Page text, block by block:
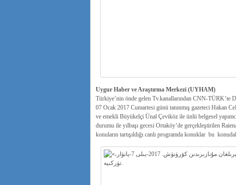
Uygur Haber ve Araştırma Merkezi (UYHAM)
Türkiye’nin önde gelen Tv.kanallarından CNN-TÜRK’te
07 Ocak 2017 Cumartesi günü tanınmış gazeteci Hakan
ve emekli Büyükelçi Ünal Çeviköz ile ünlü belgesel
durumu ile yılbaşı gecesi Ortaköy’de gerçekleştirilen
konuların tartışıldığı canlı programda konuklar bu